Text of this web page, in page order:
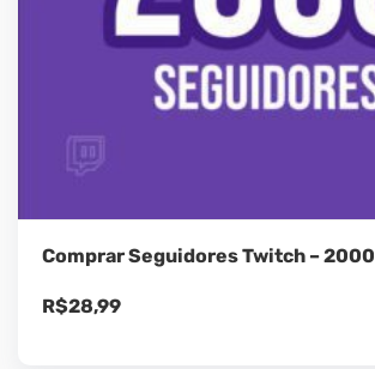
Comprar Seguidores Twitch – 2000
R$28,99